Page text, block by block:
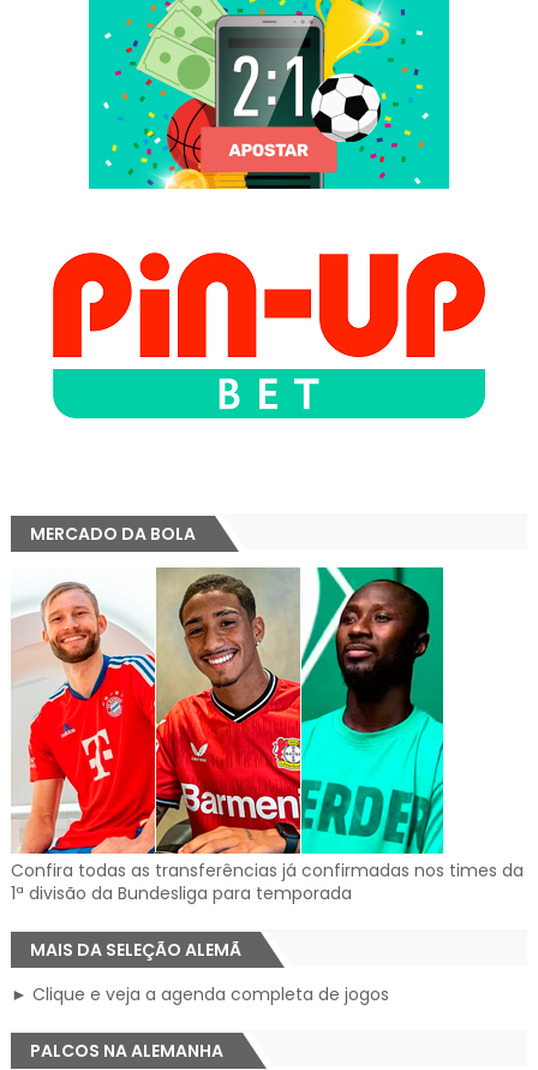
MERCADO DA BOLA
Confira todas as transferências já confirmadas nos times da
1ª divisão da Bundesliga para temporada
MAIS DA SELEÇÃO ALEMÃ
► Clique e veja a agenda completa de jogos
PALCOS NA ALEMANHA